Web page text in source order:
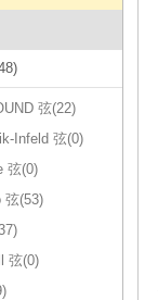
弦(22)
Infeld 弦(0)
弦(0)
弦(53)
弦(0)